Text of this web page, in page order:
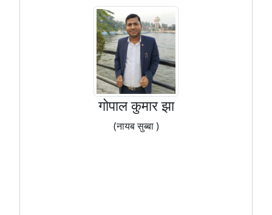
गोपाल कुमार झा
(नायब सुब्बा )